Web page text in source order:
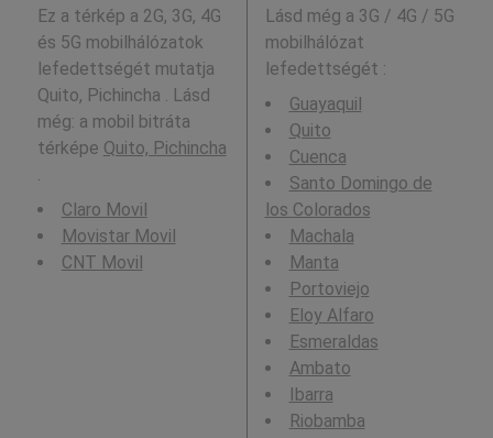
Ez a térkép a 2G, 3G, 4G
és 5G mobilhálózatok
lefedettségét mutatja
Quito, Pichincha . Lásd
még: a mobil bitráta
térképe Quito, Pichincha
Claro Movil
Movistar Movil
CNT Movil
Lásd még a 3G / 4G / 5G
mobilhálózat
lefedettségét :
Guayaquil
Quito
Cuenca
Santo Domingo de
los Colorados
Machala
Manta
Portoviejo
Eloy Alfaro
Esmeraldas
Ambato
Ibarra
Riobamba